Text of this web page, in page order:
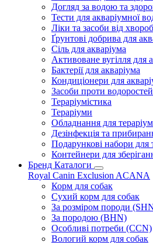
Догляд за водою та
Тести для акваріумної
Ліки та засоби від
Ґрунтові добрива для
Сіль для акваріума
Активоване вугілля для
Бактерії для акваріума
Кондиціонери для
Засоби проти водоростей
Тераріумістика
Тераріуми
Обладнання для
Дезінфекція та
Подарункові набори для
Контейнери для
Бренд Каталоги
Royal Canin Exclusion ACANA
Корм для собак
Сухий корм для собак
За розміром породи
За породою (BHN)
Особливі потреби (CCN)
Вологий корм для собак